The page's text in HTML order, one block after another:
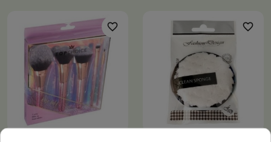
favorite_border favorite_border